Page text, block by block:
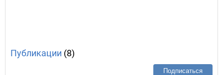
Публикации (8)
Подписаться